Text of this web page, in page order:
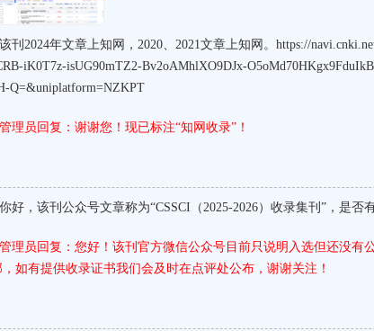
该刊2024年文章上知网，2020、2021文章上知网。https://
iK0T7z-isUG90mTZ2-Bv2oAMhlXO9DJx-
Q=&uniplatform=NZKPT
管理员回复：谢谢您！现已标注“知网收录”！
你好，该刊公众号文章称为“CSSCI（2025-2026）收录集刊”，是否
管理员回复：您好！该刊官方微信公众号目前只说明入选但还没有
，如有提供收录证书我们会及时在点评处公布，谢谢关注！